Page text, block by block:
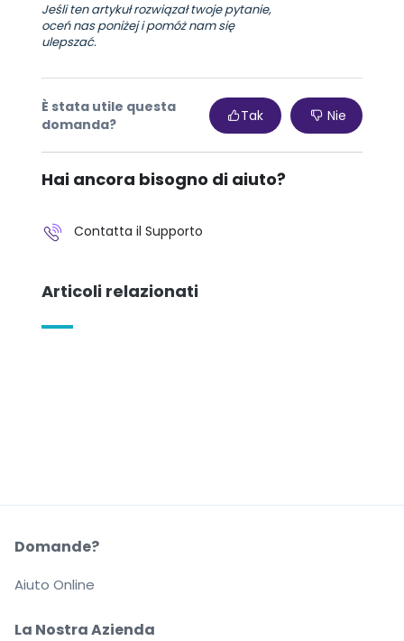
Jeśli ten artykuł rozwiązał twoje pytanie,
oceń nas poniżej i pomóż nam się
ulepszać.
È stata utile questa
domanda?
Tak Nie
Hai ancora bisogno di aiuto?
Contatta il Supporto
Articoli relazionati
La Nostra Azienda
Domande?
Aiuto Online